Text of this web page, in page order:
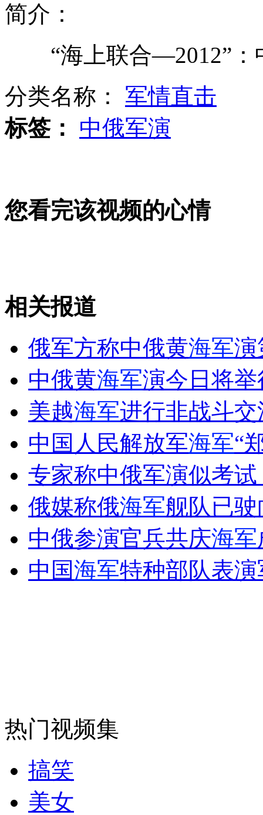
原中国足坛高官南勇在铁岭受审
中国就“毒驾入刑”作进一步调研
山西运城恶犬咬伤多人 警民合力深夜将其击毙
女孩北京地铁殴打老人 痛下狠手拳打脚踢
无痛分娩是否安全 医生回应
外交部：反对强权政治霸凌主义
外交部：有关国家言论片面不公正
安徽一实载49人客车翻车
司机酒驾遇交警 急速倒车逃窜
简介：
“海上联合—2012”：
分类名称： 军情直击
标签：
中俄军演
您看完该视频的心情
相关报道
俄军方称中俄黄海军演
中俄黄海军演今日将
美越海军进行非战斗
中国人民解放军海军“
专家称中俄军演似考试
俄媒称俄海军舰队已
中俄参演官兵共庆海军
中国海军特种部队表
热门视频集
搞笑
美女